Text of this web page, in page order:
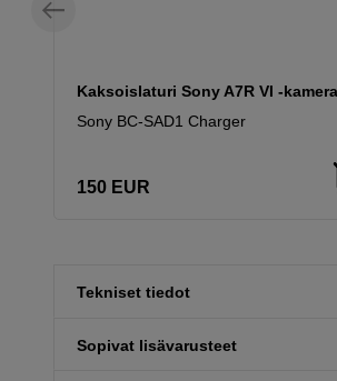
Kaksoislaturi Sony A7R VI -
Sony BC-SAD1 Charger
150 EUR
Tekniset tiedot
Sopivat lisävarusteet